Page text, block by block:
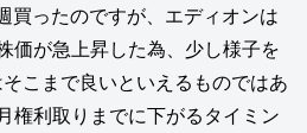
買ったのですが、エディオンは
価が急上昇した為、少し様子を
こまで良いといえるものではあ
権利取りまでに下がるタイミン